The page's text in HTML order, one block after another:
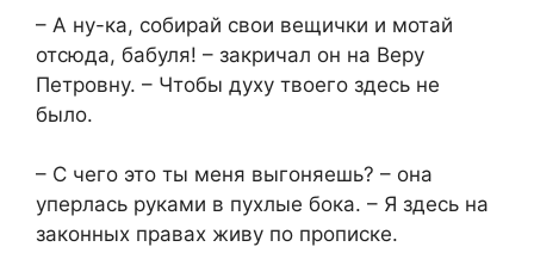
– А ну-ка, собирай свои вещички и мотай
отсюда, бабуля! – закричал он на Веру
Петровну. – Чтобы духу твоего здесь не
было.
– С чего это ты меня выгоняешь? – она
уперлась руками в пухлые бока. – Я здесь на
законных правах живу по прописке.